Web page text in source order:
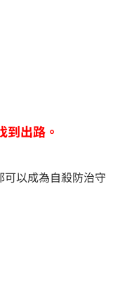
到出路。
以成為自殺防治守